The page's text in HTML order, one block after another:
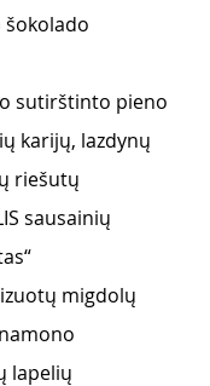
šokolado
sutirštinto pieno
karijų, lazdynų
riešutų
sausainių
migdolų
lapelių